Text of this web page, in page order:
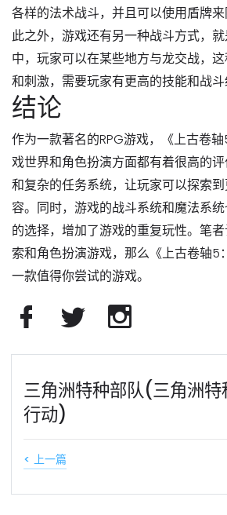
各样的法术战斗，并且可以使用盾牌
此之外，游戏还有另一种战斗方式，
中，玩家可以在某些地方与龙交战，
和刺激，需要玩家有更高的技能和战斗
结论
作为一款著名的RPG游戏，《上古卷
戏世界和角色扮演方面都有着很高的
和复杂的任务系统，让玩家可以探索
容。同时，游戏的战斗系统和魔法系
的选择，增加了游戏的重复玩性。笔
索和角色扮演游戏，那么《上古卷轴5
一款值得你尝试的游戏。
三角洲特种部队(三角洲
行动)
< 上一篇